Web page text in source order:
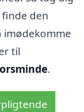
den
til
.